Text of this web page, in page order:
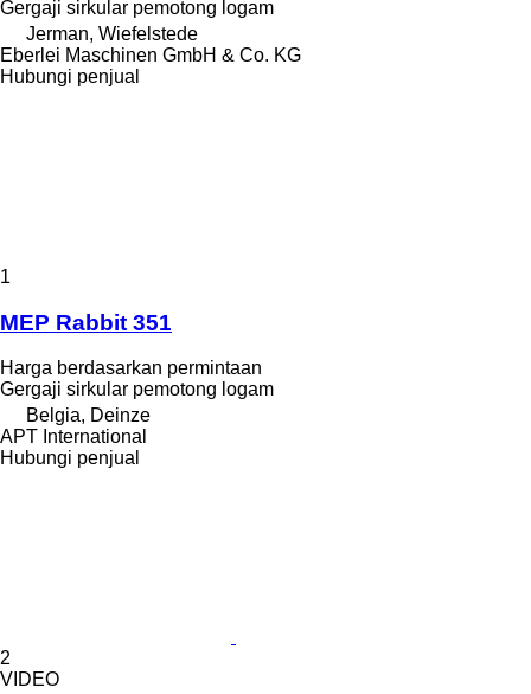
Gergaji sirkular pemotong logam
Jerman, Wiefelstede
Eberlei Maschinen GmbH & Co. KG
Hubungi penjual
1
MEP Rabbit 351
Harga berdasarkan permintaan
Gergaji sirkular pemotong logam
Belgia, Deinze
APT International
Hubungi penjual
2
VIDEO